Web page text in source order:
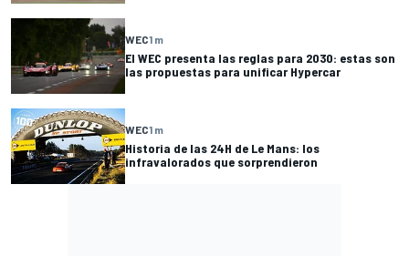
WEC1 m
El WEC presenta las reglas para 2030: estas son
las propuestas para unificar Hypercar
WEC1 m
Historia de las 24H de Le Mans: los
infravalorados que sorprendieron